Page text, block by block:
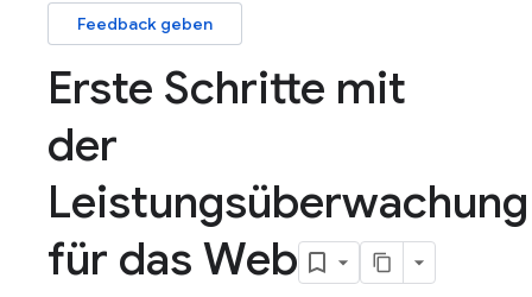
Feedback geben
Erste Schritte mit
der
Leistungsüberwachung
für das Web